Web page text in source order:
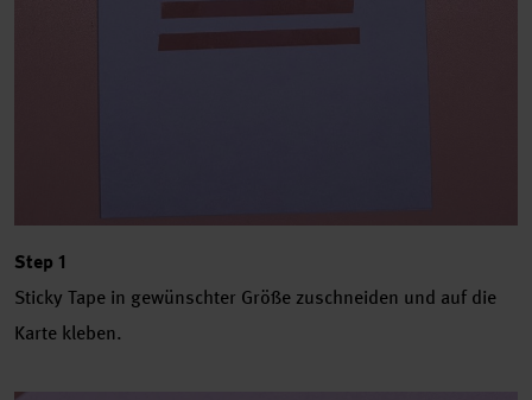
Step 1
Sticky Tape in gewünschter Größe zuschneiden und auf die
Karte kleben.